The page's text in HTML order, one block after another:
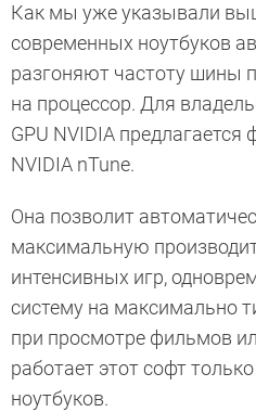
Как мы уже указывали
современных ноутбуков
разгоняют частоту шины
на процессор. Для
GPU NVIDIA
NVIDIA nTune.
Она позволит
максимальную
интенсивных игр,
систему на максимально
при просмотре фильмов
работает этот софт
ноутбуков.